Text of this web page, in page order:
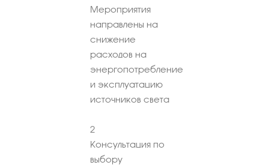
Мероприятия
направлены на
снижение
расходов на
энергопотребление
и эксплуатацию
источников света
2
Консультация по
выбору